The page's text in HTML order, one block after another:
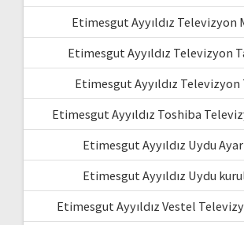
Etimesgut Ayyıldız Televizyon
Etimesgut Ayyıldız Televizyon
Etimesgut Ayyıldız Televizyon
Etimesgut Ayyıldız Toshiba
Etimesgut Ayyıldız Uydu
Etimesgut Ayyıldız Uydu
Etimesgut Ayyıldız Vestel